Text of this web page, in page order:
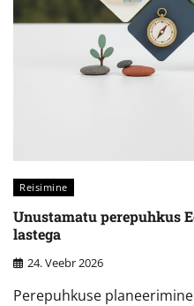
Reisimine
Unustamatu perepuhkus
lastega
24. Veebr 2026
Perepuhkuse